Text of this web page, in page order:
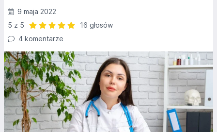
9 maja 2022
5 z 5
16 głosów
4 komentarze